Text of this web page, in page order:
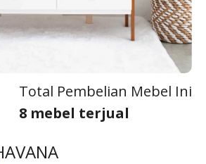
Total Pembelian Mebel Ini
8 mebel terjual